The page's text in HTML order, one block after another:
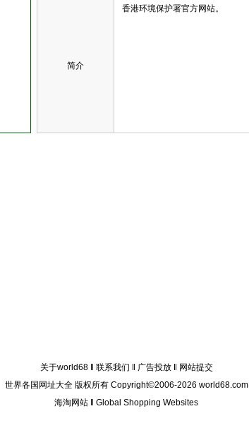
简介
香港环境保护署官方网站。
关于world68‖ 联系我们 广告投放‖
网站提交
世界各国网址大全 版权所有 Copyright©2006-2026 world68.com
海淘网站
Global Shopping Websites